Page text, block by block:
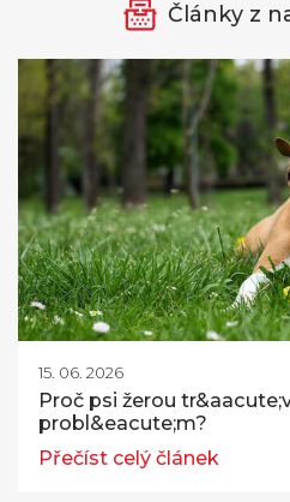
Články z
15. 06. 2026
Proč psi žerou
probl&eacute;m?
Přečíst celý článek